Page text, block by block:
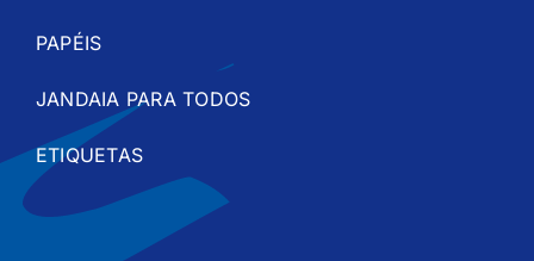
PAPÉIS
JANDAIA PARA TODOS
ETIQUETAS